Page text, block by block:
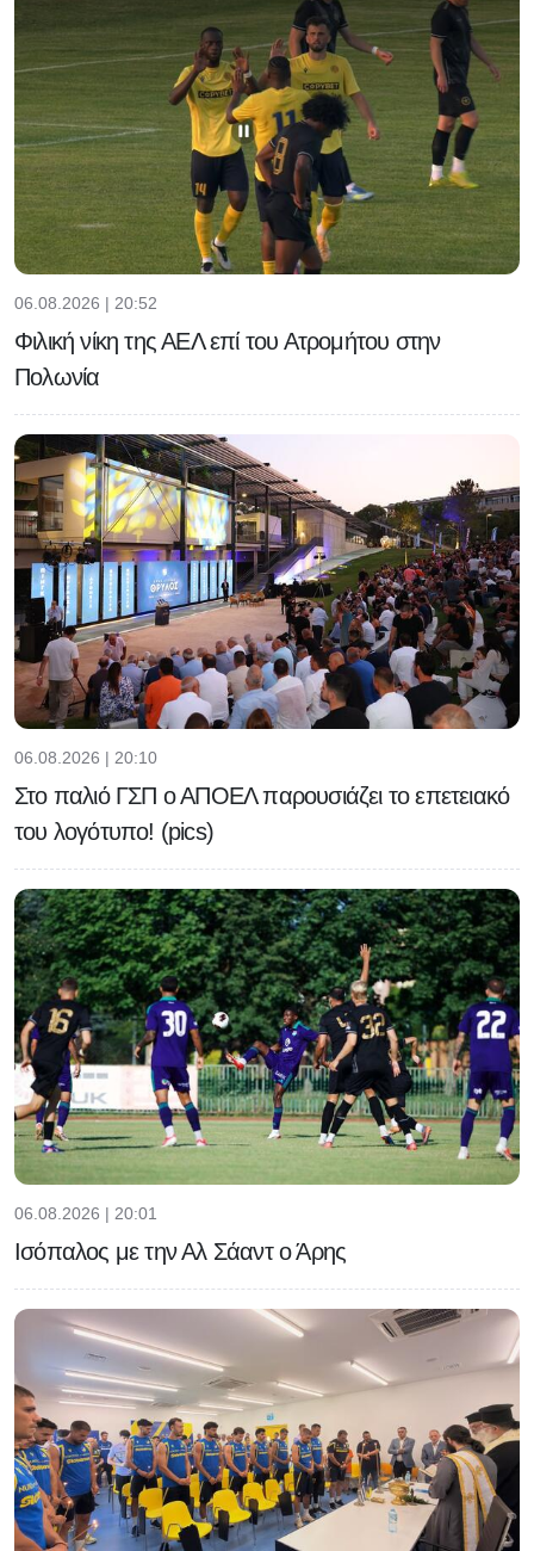
06.08.2026 | 20:52
Φιλική νίκη της ΑΕΛ επί του Ατρομήτου στην
Πολωνία
06.08.2026 | 20:10
Στο παλιό ΓΣΠ ο ΑΠΟΕΛ παρουσιάζει το επετειακό
του λογότυπο! (pics)
06.08.2026 | 20:01
Ισόπαλος με την Αλ Σάαντ ο Άρης